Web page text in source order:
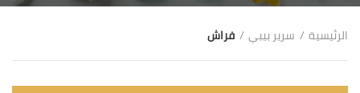
الرئيسية سرير بيبي فراش